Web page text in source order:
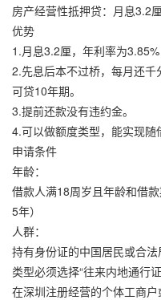
房产经营性抵押贷：月息3.2
优势
1.月息3.2厘，年利率为3.85%
2.先息后本不过桥，每月还
可贷10年期。
3.提前还款没有违约金。
4.可以做额度类型，能实现随
申请条件
年龄：
借款人满18周岁且年龄和借
5年）
人群：
持有身份证的中国居民或合
类型必须选择“往来内地通行
在深圳注册经营的个体工商